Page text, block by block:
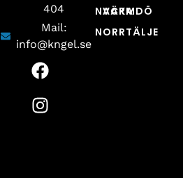
404
Mail:
info@kngel.se
NACKA
NORRTÄLJE
VÄRMDÖ